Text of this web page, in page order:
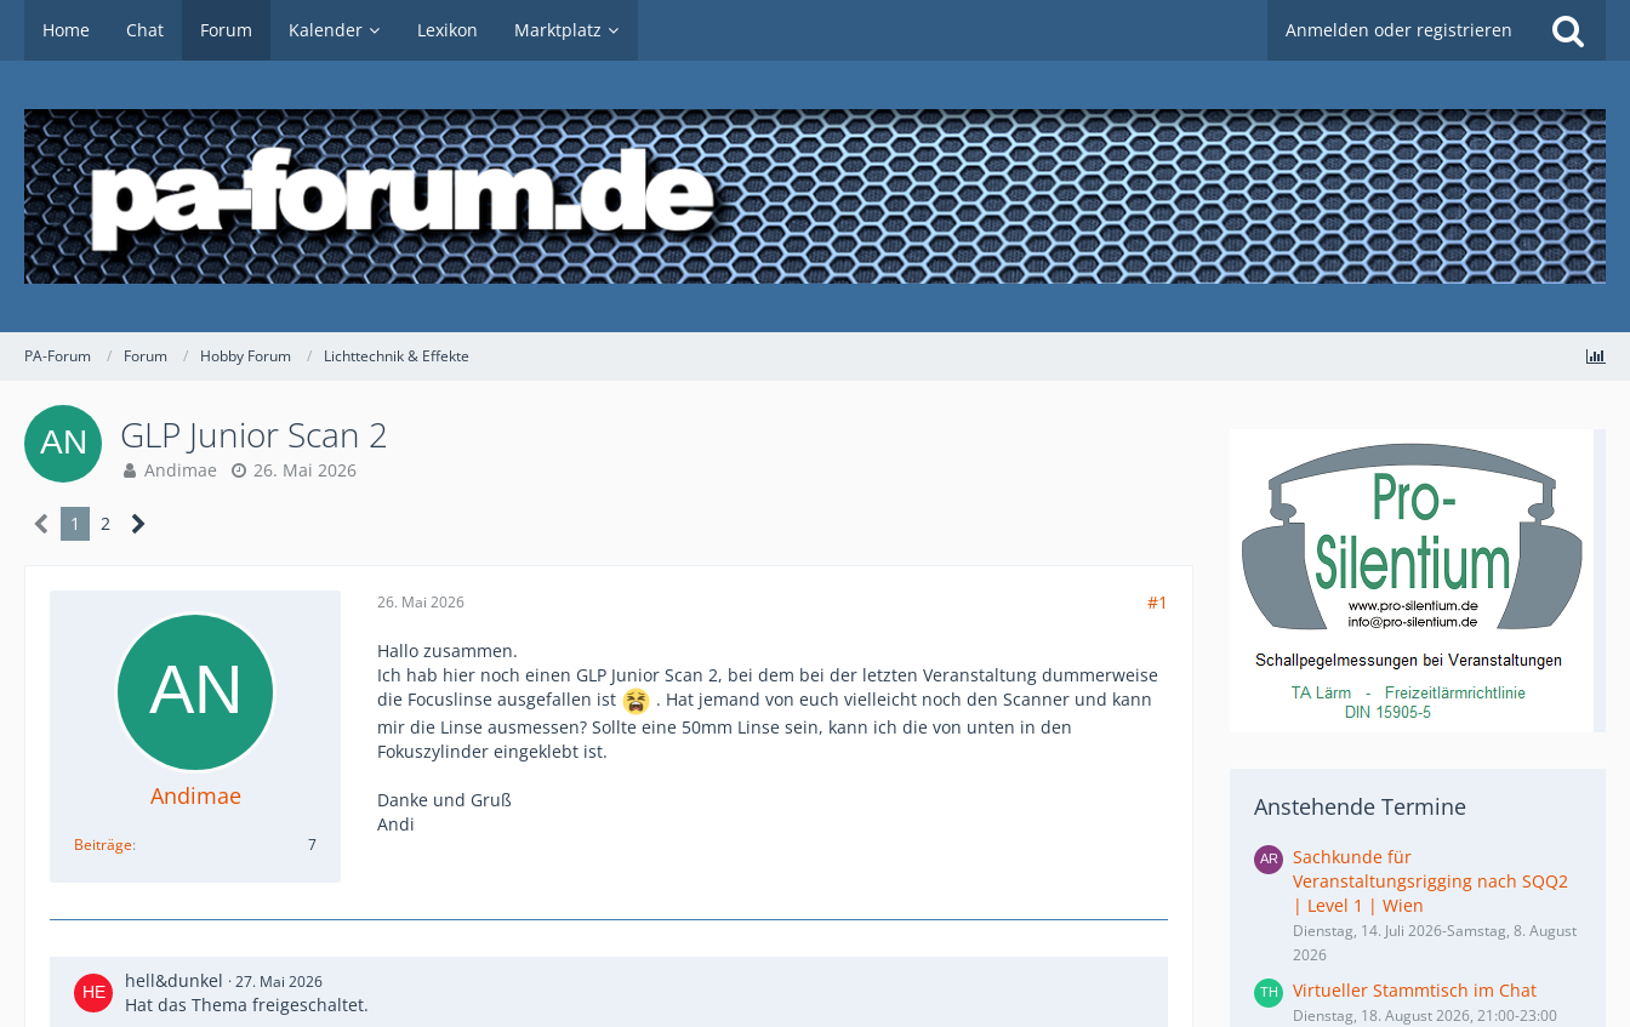
Home Chat Forum Kalender Lexikon Marktplatz Anmelden oder registrieren
PA-Forum Forum Hobby Forum Lichttechnik & Effekte
GLP Junior Scan 2
Andimae 26. Mai 2026
1 2
Andimae
Beiträge 7
26. Mai 2026 #1
Hallo zusammen.
Ich hab hier noch einen GLP Junior Scan 2, bei dem bei der letzten Veranstaltung dummerweise
die Focuslinse ausgefallen ist
. Hat jemand von euch vielleicht noch den Scanner und kann
mir die Linse ausmessen? Sollte eine 50mm Linse sein, kann ich die von unten in den
Fokuszylinder eingeklebt ist.
Danke und Gruß
Andi
hell&dunkel 27. Mai 2026
Hat das Thema freigeschaltet.
Anstehende Termine
Sachkunde für
Veranstaltungsrigging nach SQQ2
| Level 1 | Wien
Dienstag, 14. Juli 2026-Samstag, 8. August
2026
Virtueller Stammtisch im Chat
Dienstag, 18. August 2026, 21:00-23:00